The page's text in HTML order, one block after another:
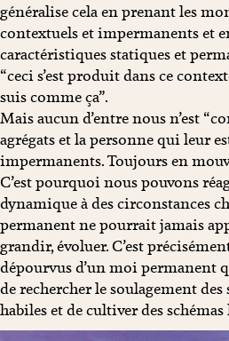
généralise cela en prenant les
contextuels et impermanents et
caractéristiques statiques et
“ceci s’est produit dans ce
suis comme ça”.
Mais aucun d’entre nous n’est
agrégats et la personne qui leur
impermanents. Toujours en
C’est pourquoi nous pouvons
dynamique à des circonstances
permanent ne pourrait jamais
grandir, évoluer. C’est
dépourvus d’un moi permanent
de rechercher le soulagement
habiles et de cultiver des schémas